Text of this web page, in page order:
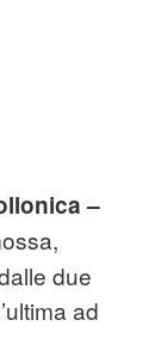
–
due
ad